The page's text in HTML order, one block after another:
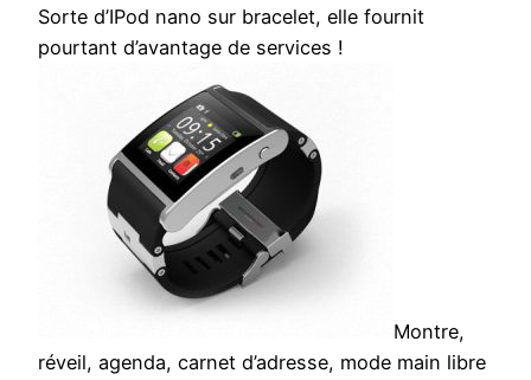
Sorte d’IPod nano sur bracelet, elle fournit
pourtant d’avantage de services !
Montre,
réveil, agenda, carnet d’adresse, mode main libre